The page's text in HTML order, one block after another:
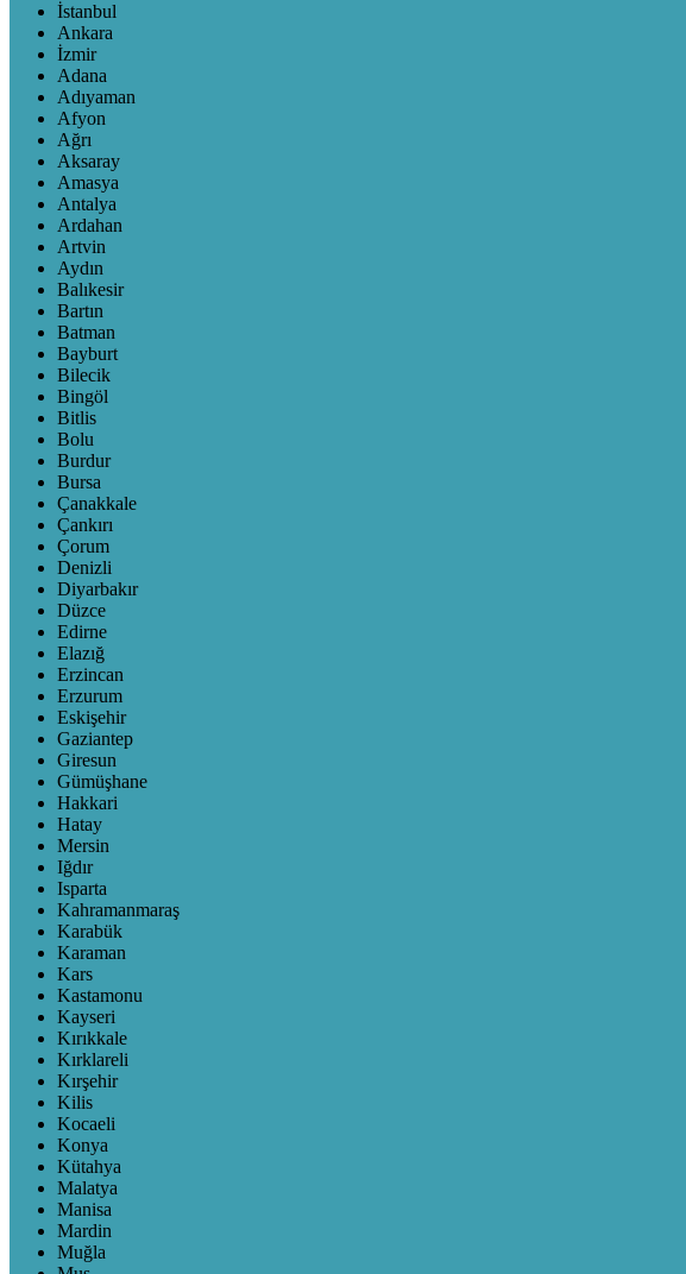
İstanbul
Ankara
İzmir
Adana
Adıyaman
Afyon
Ağrı
Aksaray
Amasya
Antalya
Ardahan
Artvin
Aydın
Balıkesir
Bartın
Batman
Bayburt
Bilecik
Bingöl
Bitlis
Bolu
Burdur
Bursa
Çanakkale
Çankırı
Çorum
Denizli
Diyarbakır
Düzce
Edirne
Elazığ
Erzincan
Erzurum
Eskişehir
Gaziantep
Giresun
Gümüşhane
Hakkari
Hatay
Mersin
Iğdır
Isparta
Kahramanmaraş
Karabük
Karaman
Kars
Kastamonu
Kayseri
Kırıkkale
Kırklareli
Kırşehir
Kilis
Kocaeli
Konya
Kütahya
Malatya
Manisa
Mardin
Muğla